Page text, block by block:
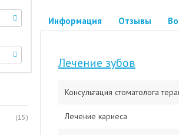
Информация Отзывы
Лечение зубов
Консультация стоматолога
Лечение кариеса
(15)